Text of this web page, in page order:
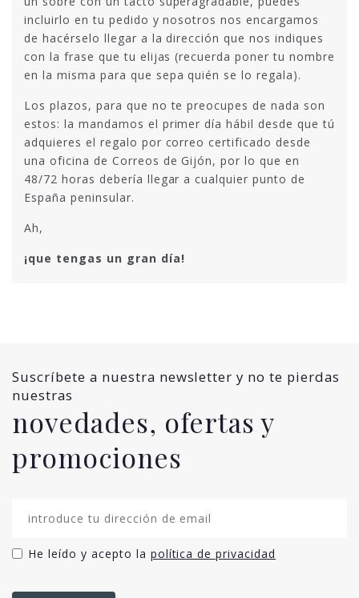
incluirlo en tu pedido y nosotros nos encargamos
de hacérselo llegar a la dirección que nos indiques
con la frase que tu elijas (recuerda poner tu nombre
en la misma para que sepa quién se lo regala).
Los plazos, para que no te preocupes de nada son
estos: la mandamos el primer día hábil desde que tú
adquieres el regalo por correo certificado desde
una oficina de Correos de Gijón, por lo que en
48/72 horas debería llegar a cualquier punto de
España peninsular.
Ah,
¡que tengas un gran día!
Suscríbete a nuestra newsletter y no te pierdas
nuestras
novedades, ofertas y
promociones
He leído y acepto la política de privacidad